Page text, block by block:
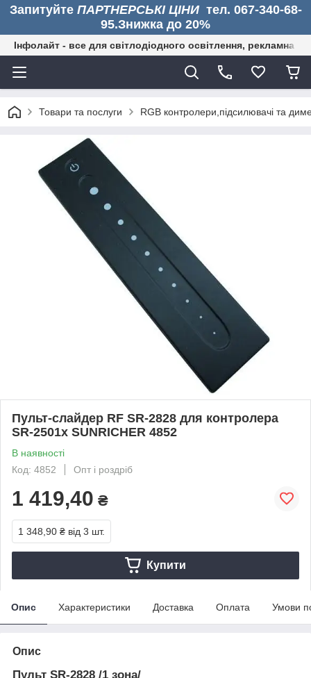
Запитуйте ПАРТНЕРСЬКІ ЦІНИтел. 067-340-68-
95.Знижка до 20%
Інфолайт - все для світлодіодного освітлення, рекламна
Товари та послуги RGB контролери,підсилювачі та
Пульт-слайдер RF SR-2828 для контролера
SR-2501x SUNRICHER 4852
В наявності
Код: 4852
Опт і роздріб
1 419,40 ₴
1 348,90 ₴ від 3 шт.
Купити
Опис Характеристики Доставка Оплата Умови
Опис
Пульт SR-2828 /1 зона/